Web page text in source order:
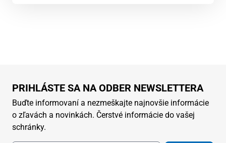
PRIHLÁSTE SA NA ODBER NEWSLETTERA
Buďte informovaní a nezmeškajte najnovšie informácie
o zľavách a novinkách. Čerstvé informácie do vašej
schránky.